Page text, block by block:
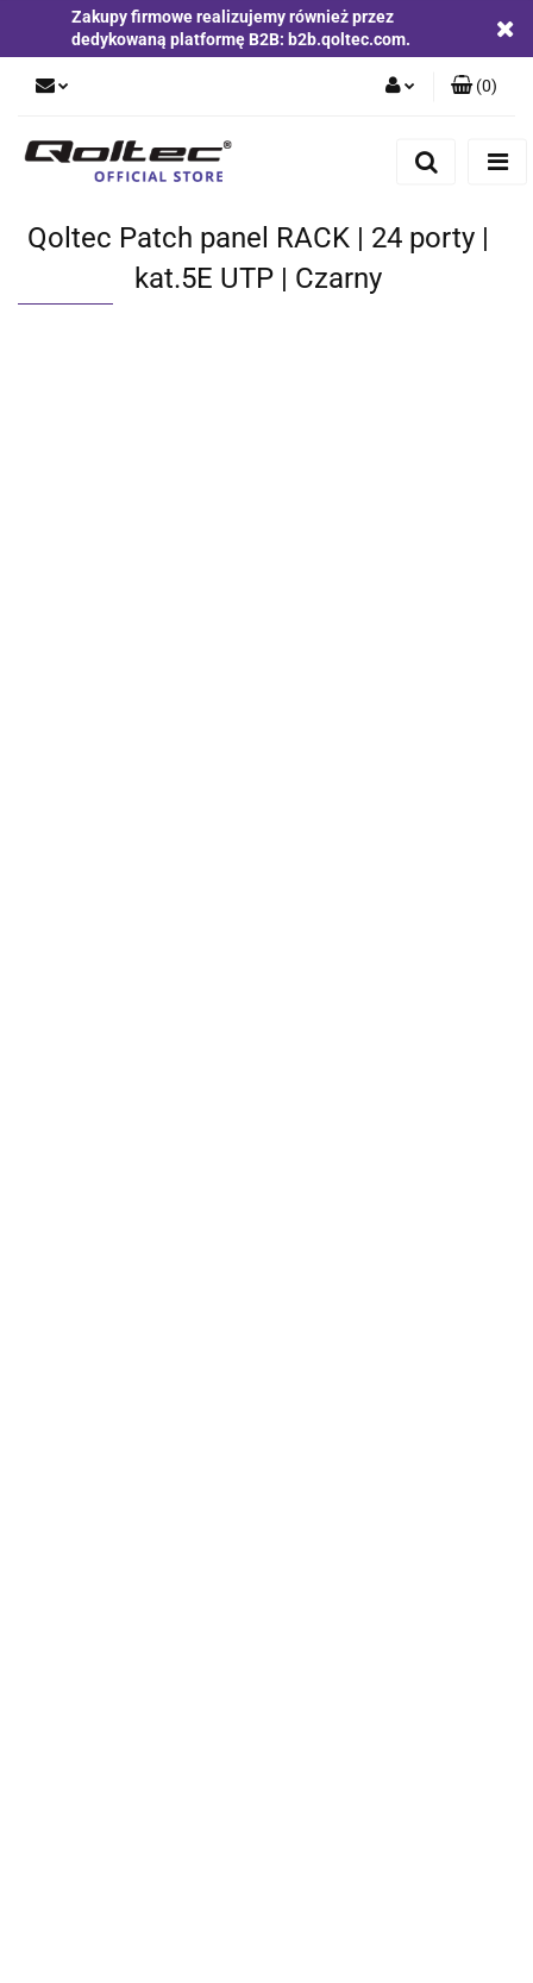
Zakupy firmowe realizujemy również przez
dedykowaną platformę B2B: b2b.qoltec.com.
Zgody cookies
(0)
Qoltec Patch panel RACK | 24 porty |
kat.5E UTP | Czarny